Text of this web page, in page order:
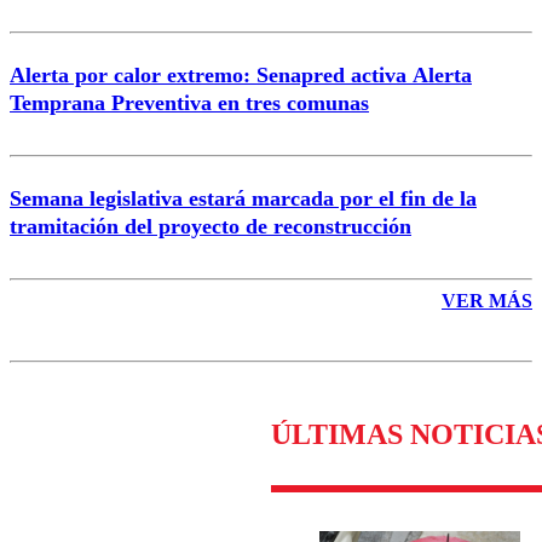
Alerta por calor extremo: Senapred activa Alerta
Temprana Preventiva en tres comunas
Semana legislativa estará marcada por el fin de la
tramitación del proyecto de reconstrucción
VER MÁS
ÚLTIMAS